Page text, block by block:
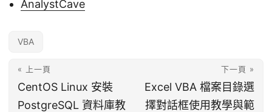
AnalystCave
VBA
« 上一頁
CentOS Linux 安裝
PostgreSQL 資料庫教
下一頁 »
Excel VBA 檔案目錄選
擇對話框使用教學與範